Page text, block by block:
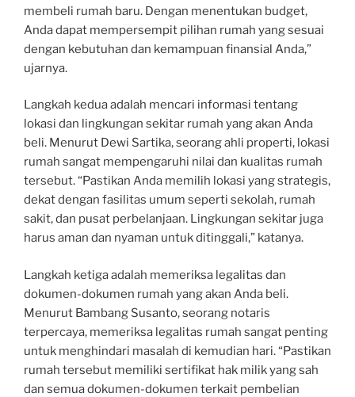
membeli rumah baru. Dengan menentukan budget,
Anda dapat mempersempit pilihan rumah yang sesuai
dengan kebutuhan dan kemampuan finansial Anda,”
ujarnya.
Langkah kedua adalah mencari informasi tentang
lokasi dan lingkungan sekitar rumah yang akan Anda
beli. Menurut Dewi Sartika, seorang ahli properti, lokasi
rumah sangat mempengaruhi nilai dan kualitas rumah
tersebut. “Pastikan Anda memilih lokasi yang strategis,
dekat dengan fasilitas umum seperti sekolah, rumah
sakit, dan pusat perbelanjaan. Lingkungan sekitar juga
harus aman dan nyaman untuk ditinggali,” katanya.
Langkah ketiga adalah memeriksa legalitas dan
dokumen-dokumen rumah yang akan Anda beli.
Menurut Bambang Susanto, seorang notaris
terpercaya, memeriksa legalitas rumah sangat penting
untuk menghindari masalah di kemudian hari. “Pastikan
rumah tersebut memiliki sertifikat hak milik yang sah
dan semua dokumen-dokumen terkait pembelian